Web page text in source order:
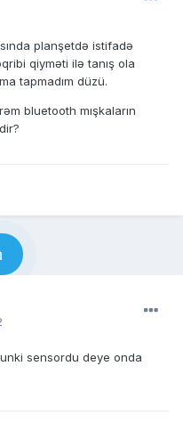
planşetdə istifadə
qiyməti ilə tanış ola
tapmadım düzü.
bluetooth mışkaların
sensordu deye onda